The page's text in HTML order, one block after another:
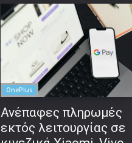
OnePlus
Ανέπαφες πληρωμές
εκτός λειτουργίας σε